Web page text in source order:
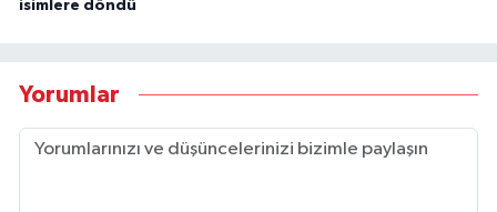
isimlere döndü
Yorumlar